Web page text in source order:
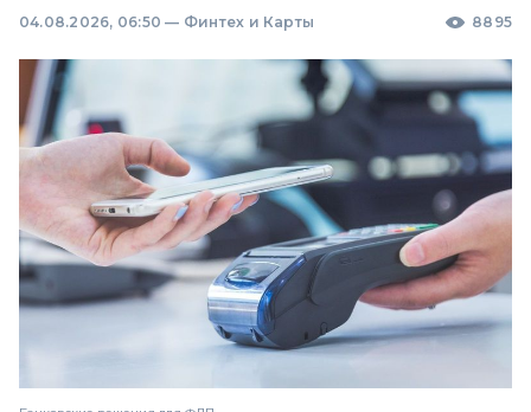
04.08.2026, 06:50 — Финтех и Карты 8895